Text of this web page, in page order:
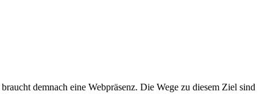
demnach eine Webpräsenz. Die Wege zu diesem Ziel sind